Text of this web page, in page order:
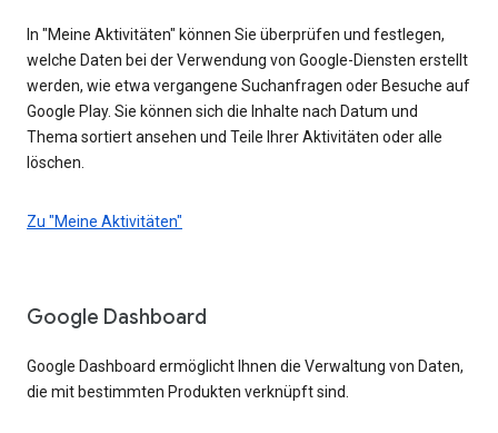
In "Meine Aktivitäten" können Sie überprüfen und festlegen,
welche Daten bei der Verwendung von Google-Diensten erstellt
werden, wie etwa vergangene Suchanfragen oder Besuche auf
Google Play. Sie können sich die Inhalte nach Datum und
Thema sortiert ansehen und Teile Ihrer Aktivitäten oder alle
löschen.
Zu "Meine Aktivitäten"
Google Dashboard
Google Dashboard ermöglicht Ihnen die Verwaltung von Daten,
die mit bestimmten Produkten verknüpft sind.